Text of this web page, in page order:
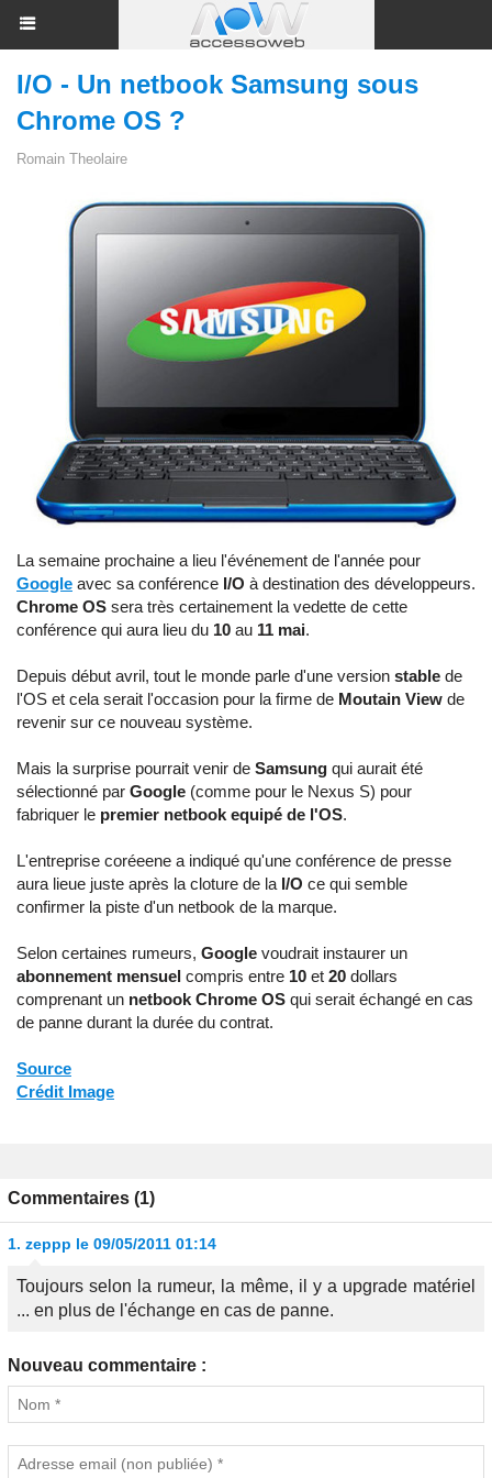
I/O - Un netbook Samsung sous
Chrome OS ?
Romain Theolaire
La semaine prochaine a lieu l'événement de l'année pour
Google avec sa conférence I/O à destination des développeurs.
Chrome OS sera très certainement la vedette de cette
conférence qui aura lieu du 10 au 11 mai.
Depuis début avril, tout le monde parle d'une version stable de
l'OS et cela serait l'occasion pour la firme de Moutain View de
revenir sur ce nouveau système.
Mais la surprise pourrait venir de Samsung qui aurait été
sélectionné par Google (comme pour le Nexus S) pour
fabriquer le premier netbook equipé de l'OS.
L'entreprise coréeene a indiqué qu'une conférence de presse
aura lieue juste après la cloture de la I/O ce qui semble
confirmer la piste d'un netbook de la marque.
Selon certaines rumeurs, Google voudrait instaurer un
abonnement mensuel compris entre 10 et 20 dollars
comprenant un netbook Chrome OS qui serait échangé en cas
de panne durant la durée du contrat.
Source
Crédit Image
Commentaires (1)
1. zeppp le 09/05/2011 01:14
Toujours selon la rumeur, la même, il y a upgrade matériel
... en plus de l'échange en cas de panne.
Nouveau commentaire :